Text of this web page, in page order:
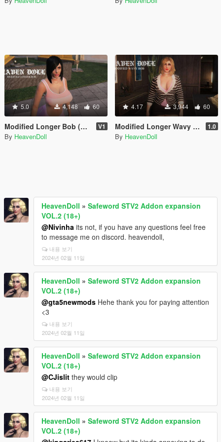
5.0 4,148 60
Modified Longer Bob (MP Female) V1
By HeavenDoll
4.17 3,944 60
Modified Longer Wavy Bob for MP Female 1.0
By HeavenDoll
HeavenDoll » Safeword STV2 Addon expansion
VOL.2 (18+)
@Nivinha its not, if you have any questions feel free
to message me on discord. heavendoll,
내용 보기
2024년 02월 11일
HeavenDoll » Safeword STV2 Addon expansion
VOL.2 (18+)
@gta5newmods Hehe thank you for paying attention
<3
내용 보기
2024년 02월 11일
HeavenDoll » Safeword STV2 Addon expansion
VOL.2 (18+)
@CJislit they would clip
내용 보기
2024년 02월 11일
HeavenDoll » Safeword STV2 Addon expansion
VOL.2 (18+)